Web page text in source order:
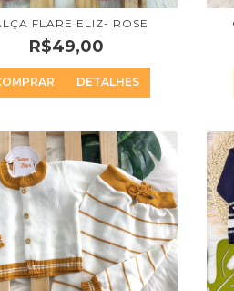
FLARE ELIZ- ROSE
R$49,00
DETALHES